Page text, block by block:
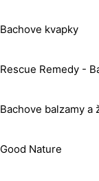
Bachove kvapky
Rescue Remedy -
Bachove balzamy a
Good Nature